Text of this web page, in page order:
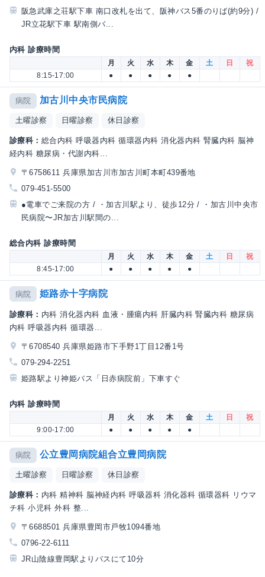
阪急武庫之荘駅下車 南口改札を出て、阪神バス5番のりば(約9分) /
JR立花駅下車 駅南側バ...
内科 診療時間
月 火 水 木 金 土 日
祝
8:15-17:00
● ● ● ● ●
病院 加古川中央市民病院
土曜診察 日曜診察 休日診察
診療科： 総合内科 呼吸器内科 循環器内科 消化器内科 腎臓内科 脳神
経内科 糖尿病・代謝内科...
〒6758611 兵庫県加古川市加古川町本町439番地
079-451-5500
●電車でご来院の方 / ・加古川駅より、徒歩12分 / ・加古川中央市
民病院〜JR加古川駅間の...
総合内科 診療時間
月 火 水 木 金 土 日
祝
8:45-17:00
● ● ● ● ●
病院 姫路赤十字病院
診療科： 内科 消化器内科 血液・腫瘍内科 肝臓内科 腎臓内科 糖尿病
内科 呼吸器内科 循環器...
〒6708540 兵庫県姫路市下手野1丁目12番1号
079-294-2251
姫路駅より神姫バス「日赤病院前」下車すぐ
内科 診療時間
月 火 水 木 金 土 日
祝
9:00-17:00
● ● ● ● ●
病院 公立豊岡病院組合立豊岡病院
土曜診察 日曜診察 休日診察
診療科： 内科 精神科 脳神経内科 呼吸器科 消化器科 循環器科 リウマ
チ科 小児科 外科 整...
〒6688501 兵庫県豊岡市戸牧1094番地
0796-22-6111
JR山陰線豊岡駅よりバスにて10分